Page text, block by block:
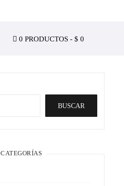
0 PRODUCTOS $ 0
BUSCAR
CATEGORÍAS